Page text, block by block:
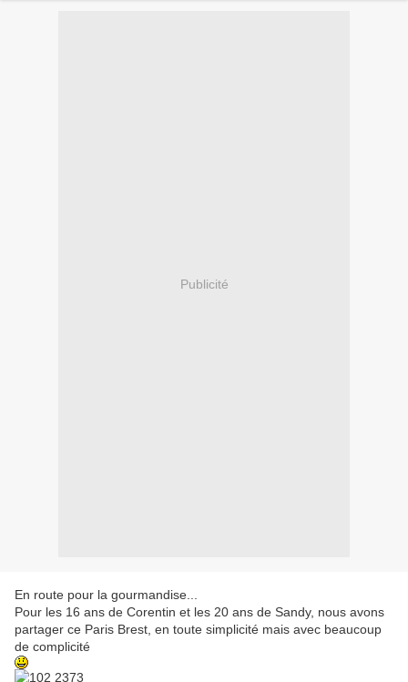
Publicité
En route pour la gourmandise...
Pour les 16 ans de Corentin et les 20 ans de Sandy, nous avons
partager ce Paris Brest, en toute simplicité mais avec beaucoup
de complicité